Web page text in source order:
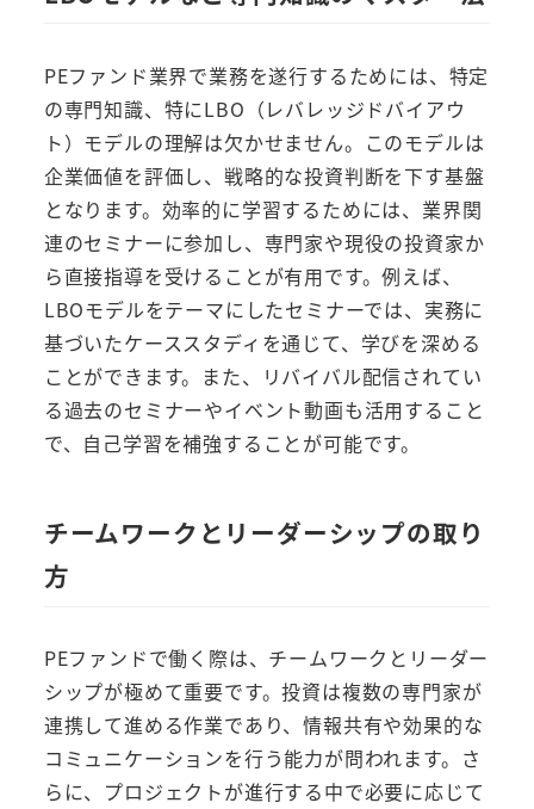
PEファンド業界で業務を遂行するためには、特定
の専門知識、特にLBO（レバレッジドバイアウ
ト）モデルの理解は欠かせません。このモデルは
企業価値を評価し、戦略的な投資判断を下す基盤
となります。効率的に学習するためには、業界関
連のセミナーに参加し、専門家や現役の投資家か
ら直接指導を受けることが有用です。例えば、
LBOモデルをテーマにしたセミナーでは、実務に
基づいたケーススタディを通じて、学びを深める
ことができます。また、リバイバル配信されてい
る過去のセミナーやイベント動画も活用すること
で、自己学習を補強することが可能です。
チームワークとリーダーシップの取り
方
PEファンドで働く際は、チームワークとリーダー
シップが極めて重要です。投資は複数の専門家が
連携して進める作業であり、情報共有や効果的な
コミュニケーションを行う能力が問われます。さ
らに、プロジェクトが進行する中で必要に応じて